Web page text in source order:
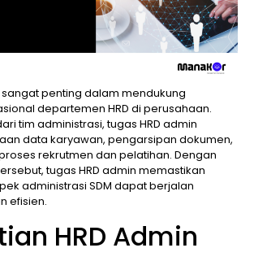
sangat penting dalam mendukung
departemen HRD di perusahaan.
tim administrasi, tugas HRD admin
data karyawan, pengarsipan dokumen,
rekrutmen dan pelatihan. Dengan
tugas HRD admin memastikan
administrasi SDM dapat berjalan
efisien.
HRD Admin